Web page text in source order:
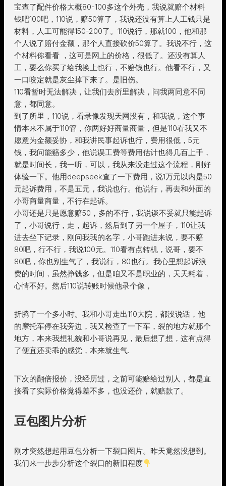
宝查了配件价格大概80-100多这个外壳，我说就赔个材料
钱吧100吧，110说，赔50算了，我说还没有算上人工钱只是
材料，人工可能得150-200了。110说行，那就100，他和那
个人说了赔付金额，那个人直接砍价50算了。我说不行，这
个材料你看看 ，这可是网上的价格，很低了。还没有算人
工，要么你买了给我换上也行，不赔钱也行。他看不行，又
一口咬定就是灰尘掉下来了。是旧伤。
110看暂时无法解决，让我们去所里解决，问我两同意不同
意，都同意。
到了所里，110说，看录像发现天网没有，和我说，这个事
情本来不属于110管，你两好好商量商量，但是110看我又不
愿意为金额妥协，和我讲民事起诉也行，费用很低，5元
钱，我问能赔多少，他说误工费等费用估计也得几百上千，
就是时间长，我一听，可以，我从来没走过这个流程，刚好
体验一下。他用deepseek查了一下费用，说1万元以内是50
元起诉费用，不是五元，我说也行。他说行，再去和外面的
小哥商量商量，不行在起诉。
小哥还是只是愿意赔50，多的不行，我说谈不妥就只能起诉
了，小哥说行，走，起诉，然后到了另一个屋子，110让我
进去坐下记录，刚问我我的名字，小哥跑进来说，要不赔
80吧，行不行，我说100元。110看有点转机，说哥，要不
80吧，你也别生气了，我说行，80也行。我心里想起诉浪
费的时间，虽然挣钱多，但是咱又不是职业的，天天耗着，
心情不好。然后110说转账时候他录个像，
折腾了一个多小时。我和小哥走出110大院，都没说话，他
的摩托车停在我旁边，我又检查了一下车，裂的地方就那个
地方，本来我想礼貌和小哥说再见，最后想了想，这有点得
了便宜还卖乖的感觉，本来就生气.
下次的翻倍报价，没经历过，之前可能赔给过别人，都是直
接看了实际价格觉得差不多，也没还价，就赔款了。
豆包图片分析
刚才突然想起用豆包分析一下裂口图片。昨天竟然没想到。
我们来一步步分析这个裂口的新旧程度